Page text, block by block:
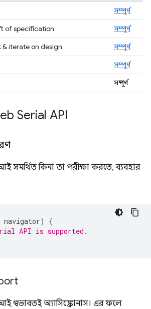
সম্পূর্ণ
of specification
সম্পূর্ণ
iterate on design
সম্পূর্ণ
সম্পূর্ণ
সম্পূর্ণ
Serial API
সমর্থিত কিনা তা পরীক্ষা করতে, ব্যবহার
navigator)
{
API is supported.
স্বভাবতই অ্যাসিঙ্ক্রোনাস। এর ফলে